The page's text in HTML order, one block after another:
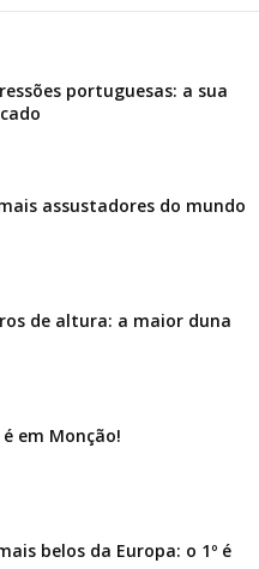
portuguesas: a sua
assustadores do mundo
de altura: a maior duna
em Monção!
belos da Europa: o 1º é